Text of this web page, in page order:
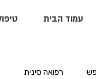
עמוד הבית
רפואה סינית